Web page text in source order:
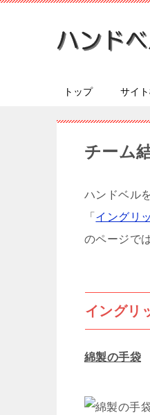
トップ サイ
チーム
ハンドベル
「 イングリ
のページで
イングリ
綿製の手袋